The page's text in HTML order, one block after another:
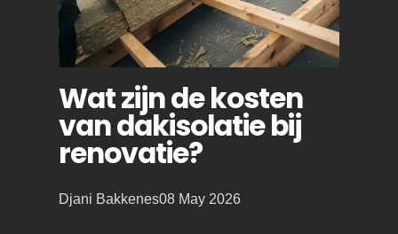
Wat zijn de kosten
van dakisolatie bij
renovatie?
Posted
Djani Bakkenes08 May 2026